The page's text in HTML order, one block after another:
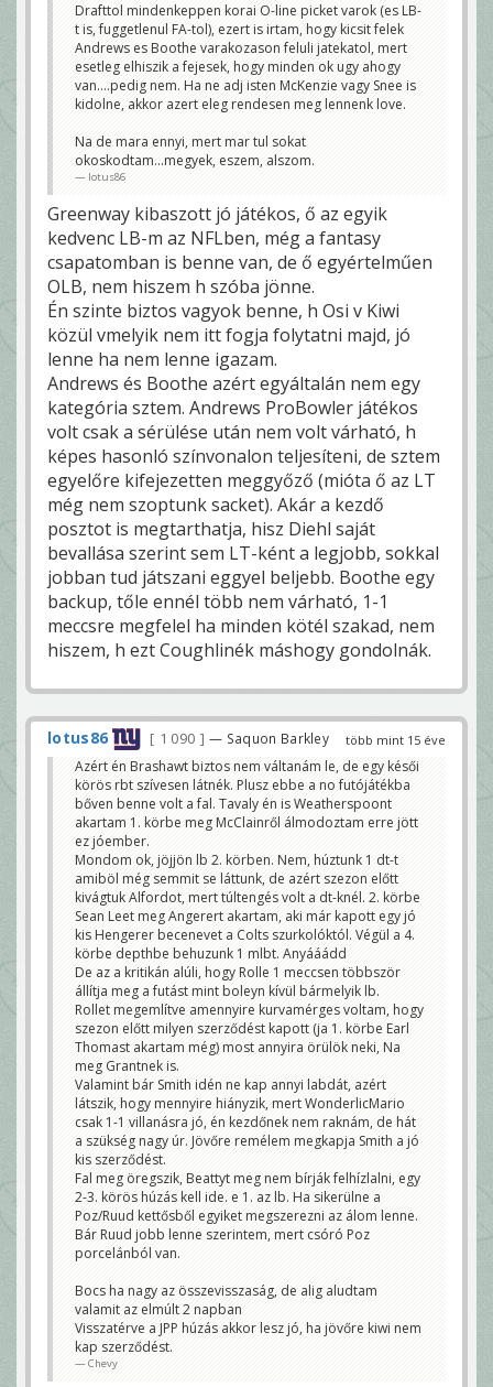
Drafttol mindenkeppen korai O-line picket varok (es LB-
t is, fuggetlenul FA-tol), ezert is irtam, hogy kicsit felek
Andrews es Boothe varakozason feluli jatekatol, mert
esetleg elhiszik a fejesek, hogy minden ok ugy ahogy
van....pedig nem. Ha ne adj isten McKenzie vagy Snee is
kidolne, akkor azert eleg rendesen meg lennenk love.
Na de mara ennyi, mert mar tul sokat
okoskodtam...megyek, eszem, alszom.
lotus86
Greenway kibaszott jó játékos, ő az egyik
kedvenc LB-m az NFLben, még a fantasy
csapatomban is benne van, de ő egyértelműen
OLB, nem hiszem h szóba jönne.
Én szinte biztos vagyok benne, h Osi v Kiwi
közül vmelyik nem itt fogja folytatni majd, jó
lenne ha nem lenne igazam.
Andrews és Boothe azért egyáltalán nem egy
kategória sztem. Andrews ProBowler játékos
volt csak a sérülése után nem volt várható, h
képes hasonló színvonalon teljesíteni, de sztem
egyelőre kifejezetten meggyőző (mióta ő az LT
még nem szoptunk sacket). Akár a kezdő
posztot is megtarthatja, hisz Diehl saját
bevallása szerint sem LT-ként a legjobb, sokkal
jobban tud játszani eggyel beljebb. Boothe egy
backup, tőle ennél több nem várható, 1-1
meccsre megfelel ha minden kötél szakad, nem
hiszem, h ezt Coughlinék máshogy gondolnák.
több mint 15 éve
lotus86 1 090 — Saquon Barkley
Azért én Brashawt biztos nem váltanám le, de egy késői
körös rbt szívesen látnék. Plusz ebbe a no futójátékba
bőven benne volt a fal. Tavaly én is Weatherspoont
akartam 1. körbe meg McClainről álmodoztam erre jött
ez jóember.
Mondom ok, jöjjön lb 2. körben. Nem, húztunk 1 dt-t
amiböl még semmit se láttunk, de azért szezon előtt
kivágtuk Alfordot, mert túltengés volt a dt-knél. 2. körbe
Sean Leet meg Angerert akartam, aki már kapott egy jó
kis Hengerer becenevet a Colts szurkolóktól. Végül a 4.
körbe depthbe behuzunk 1 mlbt. Anyááádd
De az a kritikán alúli, hogy Rolle 1 meccsen többször
állítja meg a futást mint boleyn kívül bármelyik lb.
Rollet megemlítve amennyire kurvamérges voltam, hogy
szezon előtt milyen szerződést kapott (ja 1. körbe Earl
Thomast akartam még) most annyira örülök neki, Na
meg Grantnek is.
Valamint bár Smith idén ne kap annyi labdát, azért
látszik, hogy mennyire hiányzik, mert WonderlicMario
csak 1-1 villanásra jó, én kezdőnek nem raknám, de hát
a szükség nagy úr. Jövőre remélem megkapja Smith a jó
kis szerződést.
Fal meg öregszik, Beattyt meg nem bírják felhízlalni, egy
2-3. körös húzás kell ide. e 1. az lb. Ha sikerülne a
Poz/Ruud kettősből egyiket megszerezni az álom lenne.
Bár Ruud jobb lenne szerintem, mert csóró Poz
porcelánból van.
Bocs ha nagy az összevisszaság, de alig aludtam
valamit az elmúlt 2 napban
Visszatérve a JPP húzás akkor lesz jó, ha jövőre kiwi nem
kap szerződést.
Chevy